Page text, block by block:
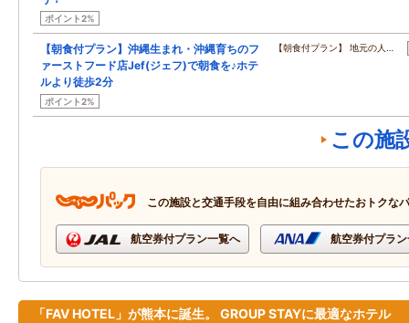
ポイント2%
【朝食付プラン】沖縄生まれ・沖縄育ちのフ
ァーストフード店Jef(ジェフ)で朝食を♪ホテ
ルより徒歩2分
ポイント2%
【朝食付プラン】 地元の人…
この施
この施設と交通手段を自由に組み合わせたおトクな
航空券付プラン一覧へ 航空券付プラ
「FAV HOTEL」が熊本に誕生。 GROUP STAYに最適なホテル